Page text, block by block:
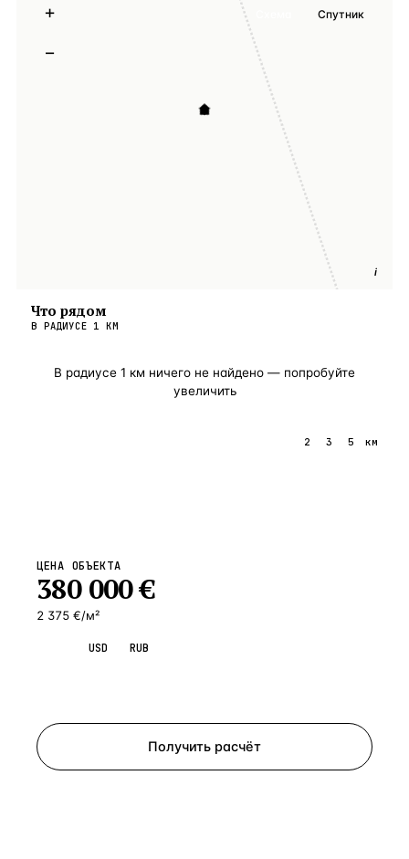
i
+
−
Спутник
Что рядом
В РАДИУСЕ 1 КМ
В радиусе 1 км ничего не найдено — попробуйте
увеличить
2 3 5 км
ЦЕНА ОБЪЕКТА
380 000€
2 375 €/м²
USD RUB
Получить расчёт